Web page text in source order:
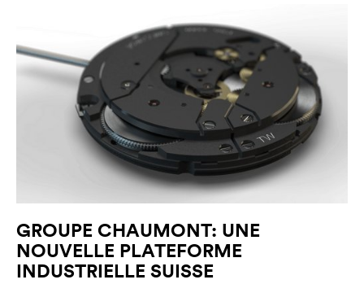
GROUPE CHAUMONT: UNE
NOUVELLE PLATEFORME
INDUSTRIELLE SUISSE